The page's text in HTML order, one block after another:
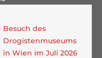
Besuch des
Drogistenmuseums
in Wien im Juli 2026